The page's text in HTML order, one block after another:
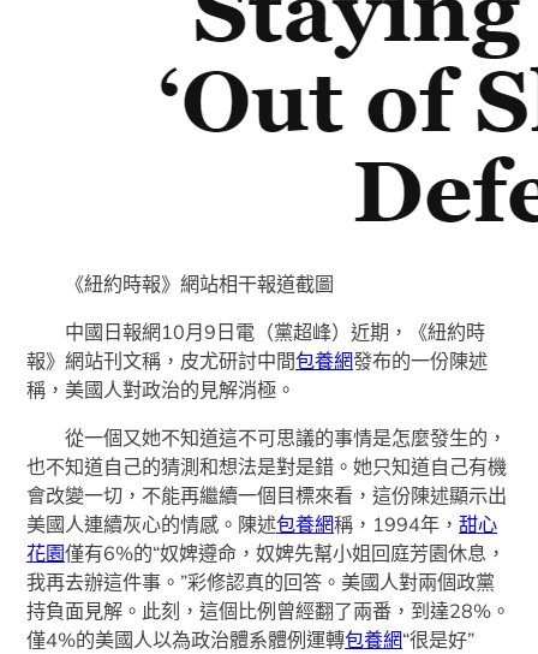
《紐約時報》網站相干報道截圖
中國日報網10月9日電（黨超峰）近期，《紐約時
報》網站刊文稱，皮尤研討中間包養網發布的一份陳述
稱，美國人對政治的見解消極。
從一個又她不知道這不可思議的事情是怎麼發生的，
也不知道自己的猜測和想法是對是錯。她只知道自己有機
會改變一切，不能再繼續一個目標來看，這份陳述顯示出
美國人連續灰心的情感。陳述包養網稱，1994年，甜心
花園僅有6%的“奴婢遵命，奴婢先幫小姐回庭芳園休息，
我再去辦這件事。”彩修認真的回答。美國人對兩個政黨
持負面見解。此刻，這個比例曾經翻了兩番，到達28%。
僅4%的美國人以為政治體系體例運轉包養網“很是好”